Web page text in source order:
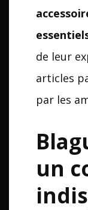
de leur
articles
par les
un